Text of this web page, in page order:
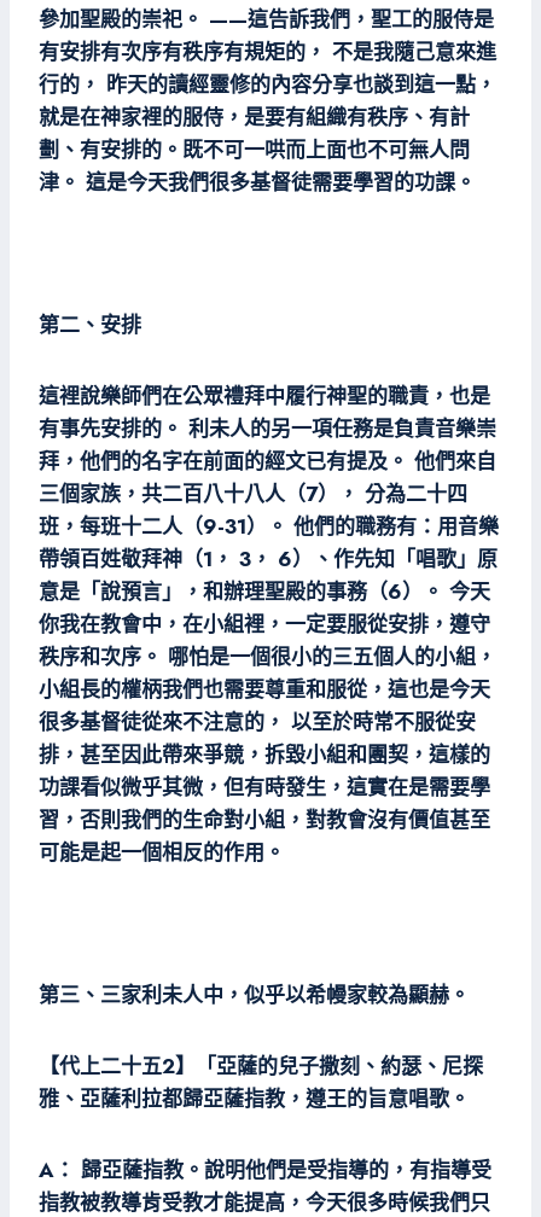
參加聖殿的崇祀。 ——這告訴我們，聖工的服侍是
有安排有次序有秩序有規矩的， 不是我隨己意來進
行的， 昨天的讀經靈修的內容分享也談到這一點，
就是在神家裡的服侍，是要有組織有秩序、有計
劃、有安排的。既不可一哄而上面也不可無人問
津。 這是今天我們很多基督徒需要學習的功課。
第二、安排
這裡說樂師們在公眾禮拜中履行神聖的職責，也是
有事先安排的。 利未人的另一項任務是負責音樂崇
拜，他們的名字在前面的經文已有提及。 他們來自
三個家族，共二百八十八人（7）， 分為二十四
班，每班十二人（9-31）。 他們的職務有：用音樂
帶領百姓敬拜神（1， 3， 6）、作先知「唱歌」原
意是「說預言」，和辦理聖殿的事務（6）。 今天
你我在教會中，在小組裡，一定要服從安排，遵守
秩序和次序。 哪怕是一個很小的三五個人的小組，
小組長的權柄我們也需要尊重和服從，這也是今天
很多基督徒從來不注意的， 以至於時常不服從安
排，甚至因此帶來爭競，拆毀小組和團契，這樣的
功課看似微乎其微，但有時發生，這實在是需要學
習，否則我們的生命對小組，對教會沒有價值甚至
可能是起一個相反的作用。
第三、三家利未人中，似乎以希幔家較為顯赫。
【代上二十五2】「亞薩的兒子撒刻、約瑟、尼探
雅、亞薩利拉都歸亞薩指教，遵王的旨意唱歌。
A： 歸亞薩指教。說明他們是受指導的，有指導受
指教被教導肯受教才能提高，今天很多時候我們只